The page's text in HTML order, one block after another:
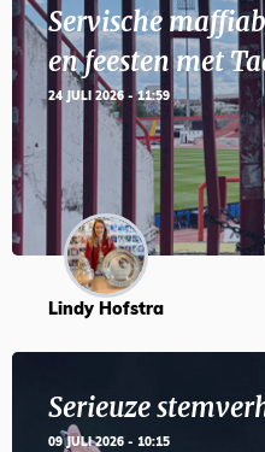
Servische
en feesten met
24 JULI 2026 - 11:59
Lindy Hofstra
Serieuze
09 JULI 2026 - 10:15